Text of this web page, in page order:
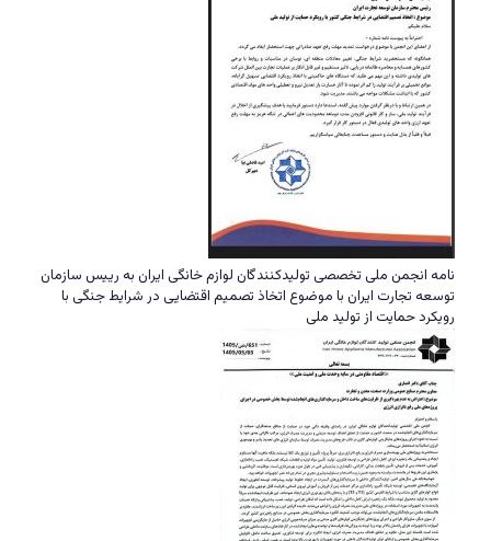
نامه انجمن ملی تخصصی تولیدکنندگان لوازم خانگی ایران به رییس سازمان
توسعه تجارت ایران با موضوع اتخاذ تصمیم اقتضایی در شرایط جنگی با
رویکرد حمایت از تولید ملی